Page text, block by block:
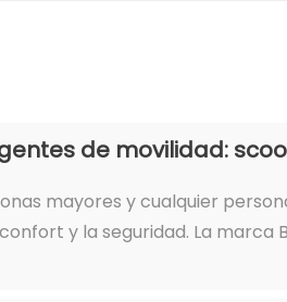
de movilidad:
mayores y cualquier
y la seguridad. La